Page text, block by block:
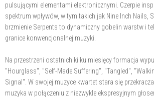
pulsującymi elementami elektronicznymi. Czerpie
spektrum wpływów, w tym takich jak Nine Inch Nails,
brzmienie Serpents to dynamiczny gobelin warstw i
granice konwencjonalnej muzyki.
Na przestrzeni ostatnich kilku miesięcy formacja
"Hourglass", "Self-Made Suffering", "Tangled",
Signal". W swojej muzyce kwartet stara się
muzyka w połączeniu z niezwykle ekspresyjnym